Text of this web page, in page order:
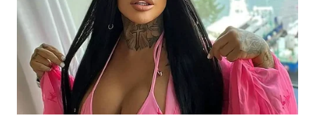
WAHANANEWS
ID
WAHANANEWS
CO ID